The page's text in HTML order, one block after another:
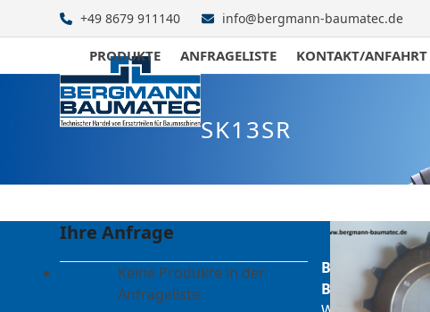
+49 8679 911140 info@bergmann-baumatec.de
PRODUKTE ANFRAGELISTE KONTAKT/ANFAHRT
SK13SR
Ihre Anfrage
Keine Produkte in der
Anfrageliste.
Bergmann
Baumatec